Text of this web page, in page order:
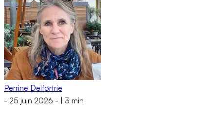
Perrine Delfortrie
- 25 juin 2026 - 3 min